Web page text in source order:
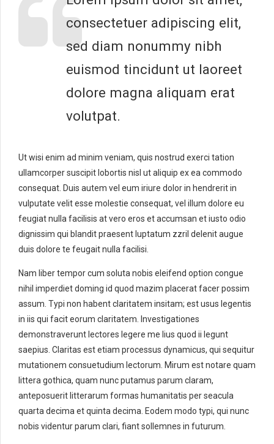
consectetuer adipiscing elit,
sed diam nonummy nibh
euismod tincidunt ut laoreet
dolore magna aliquam erat
volutpat.
Ut wisi enim ad minim veniam, quis nostrud exerci tation
ullamcorper suscipit lobortis nisl ut aliquip ex ea commodo
consequat. Duis autem vel eum iriure dolor in hendrerit in
vulputate velit esse molestie consequat, vel illum dolore eu
feugiat nulla facilisis at vero eros et accumsan et iusto odio
dignissim qui blandit praesent luptatum zzril delenit augue
duis dolore te feugait nulla facilisi.
Nam liber tempor cum soluta nobis eleifend option congue
nihil imperdiet doming id quod mazim placerat facer possim
assum. Typi non habent claritatem insitam; est usus legentis
in iis qui facit eorum claritatem. Investigationes
demonstraverunt lectores legere me lius quod ii legunt
saepius. Claritas est etiam processus dynamicus, qui sequitur
mutationem consuetudium lectorum. Mirum est notare quam
littera gothica, quam nunc putamus parum claram,
anteposuerit litterarum formas humanitatis per seacula
quarta decima et quinta decima. Eodem modo typi, qui nunc
nobis videntur parum clari, fiant sollemnes in futurum.